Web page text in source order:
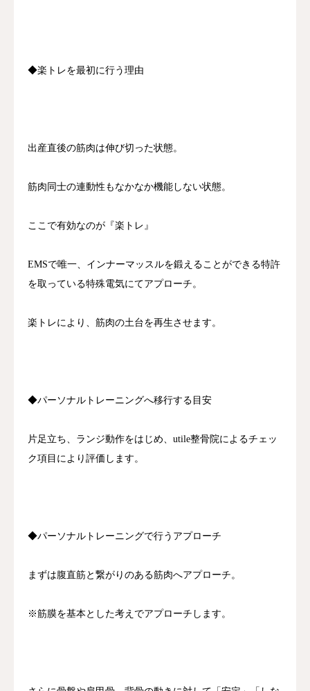
◆楽トレを最初に行う理由
出産直後の筋肉は伸び切った状態。
筋肉同士の連動性もなかなか機能しない状態。
ここで有効なのが『楽トレ』
EMSで唯一、インナーマッスルを鍛えることができる特許
を取っている特殊電気にてアプローチ。
楽トレにより、筋肉の土台を再生させます。
◆パーソナルトレーニングへ移行する目安
片足立ち、ランジ動作をはじめ、utile整骨院によるチェッ
ク項目により評価します。
◆パーソナルトレーニングで行うアプローチ
まずは腹直筋と繋がりのある筋肉へアプローチ。
※筋膜を基本とした考えでアプローチします。